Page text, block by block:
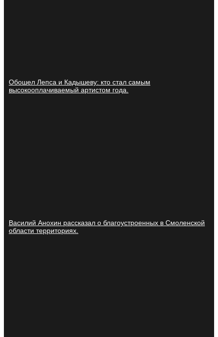
Обошел Лепса и Кадышеву: кто стал самым
высокооплачиваемый артистом года.
Василий Анохин рассказал о благоустроенных в Смоленской
области территориях.